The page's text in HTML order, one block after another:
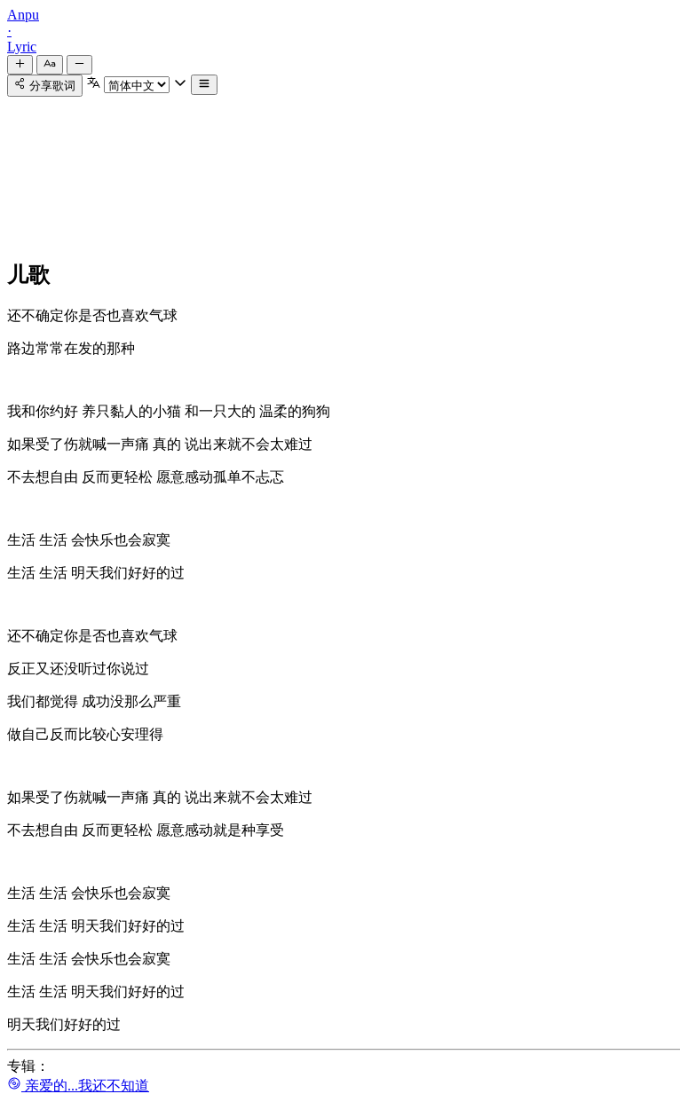
Anpu
·
Lyric
分享歌词
儿歌
还不确定你是否也喜欢气球
路边常常在发的那种
我和你约好 养只黏人的小猫 和一只大的 温柔的狗狗
如果受了伤就喊一声痛 真的 说出来就不会太难过
不去想自由 反而更轻松 愿意感动孤单不忐忑
生活 生活 会快乐也会寂寞
生活 生活 明天我们好好的过
还不确定你是否也喜欢气球
反正又还没听过你说过
我们都觉得 成功没那么严重
做自己反而比较心安理得
如果受了伤就喊一声痛 真的 说出来就不会太难过
不去想自由 反而更轻松 愿意感动就是种享受
生活 生活 会快乐也会寂寞
生活 生活 明天我们好好的过
生活 生活 会快乐也会寂寞
生活 生活 明天我们好好的过
明天我们好好的过
专辑：
亲爱的...我还不知道